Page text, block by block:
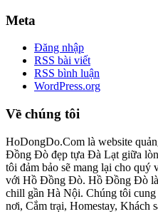
Meta
Đăng nhập
RSS bài viết
RSS bình luận
WordPress.org
Về chúng tôi
HoDongDo.Com là website
Đồng Đò đẹp tựa Đà Lạt giữa
tôi đảm bảo sẽ mang lại cho
với Hồ Đồng Đò. Hồ Đồng Đò là
chill gần Hà Nội. Chúng tôi
nơi, Cắm trại, Homestay,